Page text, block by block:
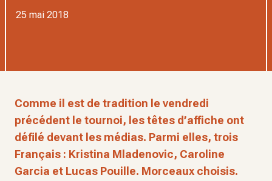
25 mai 2018
Comme il est de tradition le vendredi
précédent le tournoi, les têtes d’affiche ont
défilé devant les médias. Parmi elles, trois
Français : Kristina Mladenovic, Caroline
Garcia et Lucas Pouille. Morceaux choisis.